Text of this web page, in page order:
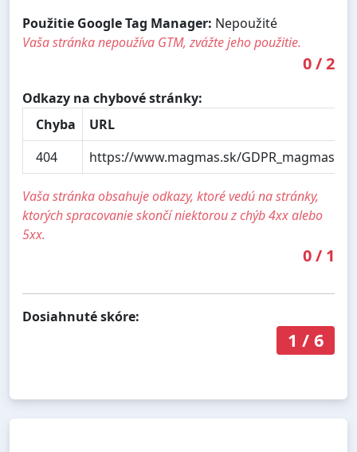
Použitie Google Tag Manager: Nepoužité
Vaša stránka nepoužíva GTM, zvážte jeho použitie.
0/2
Odkazy na chybové stránky:
Chyba
URL
404
https://www.magmas.sk/
Vaša stránka obsahuje odkazy, ktoré vedú na stránky,
ktorých spracovanie skončí niektorou z chýb 4xx alebo
5xx.
0/ 1
Dosiahnuté skóre:
1 / 6